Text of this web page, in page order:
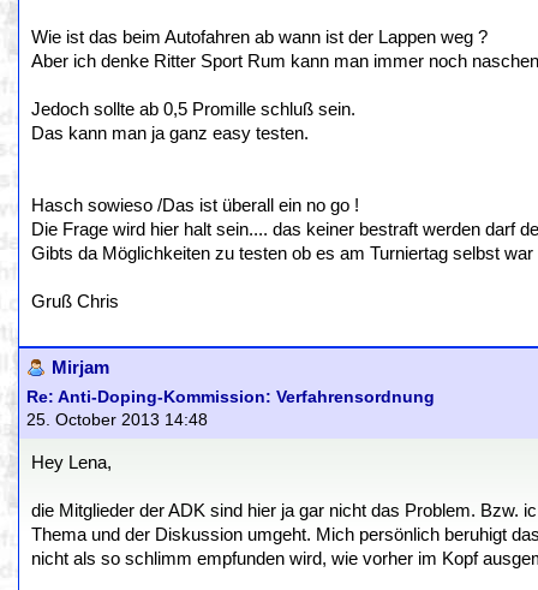
Wie ist das beim Autofahren ab wann ist der Lappen weg ?
Aber ich denke Ritter Sport Rum kann man immer noch
Jedoch sollte ab 0,5 Promille schluß sein.
Das kann man ja ganz easy testen.
Hasch sowieso /Das ist überall ein no go !
Die Frage wird hier halt sein.... das keiner bestraft werden darf
Gibts da Möglichkeiten zu testen ob es am Turniertag selbst war
Gruß Chris
Mirjam
Re: Anti-Doping-Kommission: Verfahrensordnung
25. October 2013 14:48
Hey Lena,
die Mitglieder der ADK sind hier ja gar nicht das Problem. Bzw.
Thema und der Diskussion umgeht. Mich persönlich beruhigt
nicht als so schlimm empfunden wird, wie vorher im Kopf